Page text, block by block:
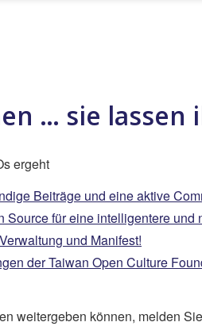
… sie
ergeht
Beiträge und eine aktive
Source für eine intelligentere und
und Manifest!
der Taiwan Open Culture
weitergeben können, melden